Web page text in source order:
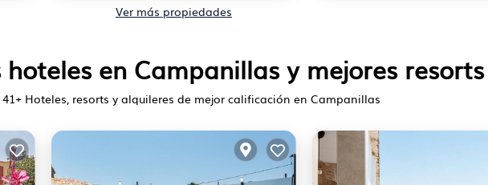
Ver más propiedades
hoteles en Campanillas y mejores resorts
41+ Hoteles, resorts y alquileres de mejor calificación en Campanillas